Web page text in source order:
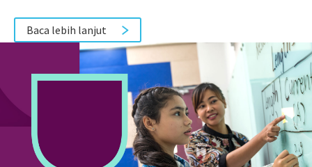
Baca lebih lanjut